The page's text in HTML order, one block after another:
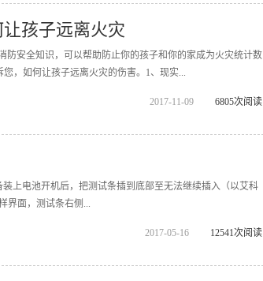
孩子远离火灾
防安全知识，可以帮助防止你的孩子和你的家成为火灾统计数
，如何让孩子远离火灾的伤害。1、现实...
2017-11-09 6805次阅读
上电池开机后，把测试条插到底部至无法继续插入（以艾科
界面，测试条右侧...
2017-05-16 12541次阅读